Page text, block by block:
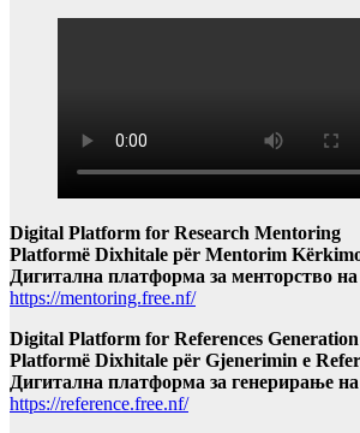
Digital Platform for Research Mentoring
Platformë Dixhitale për Mentorim
Дигитална платформа за менторство
https://mentoring.free.nf/
Digital Platform for References Generation
Platformë Dixhitale për Gjenerimin e
Дигитална платформа за генерирање
https://reference.free.nf/